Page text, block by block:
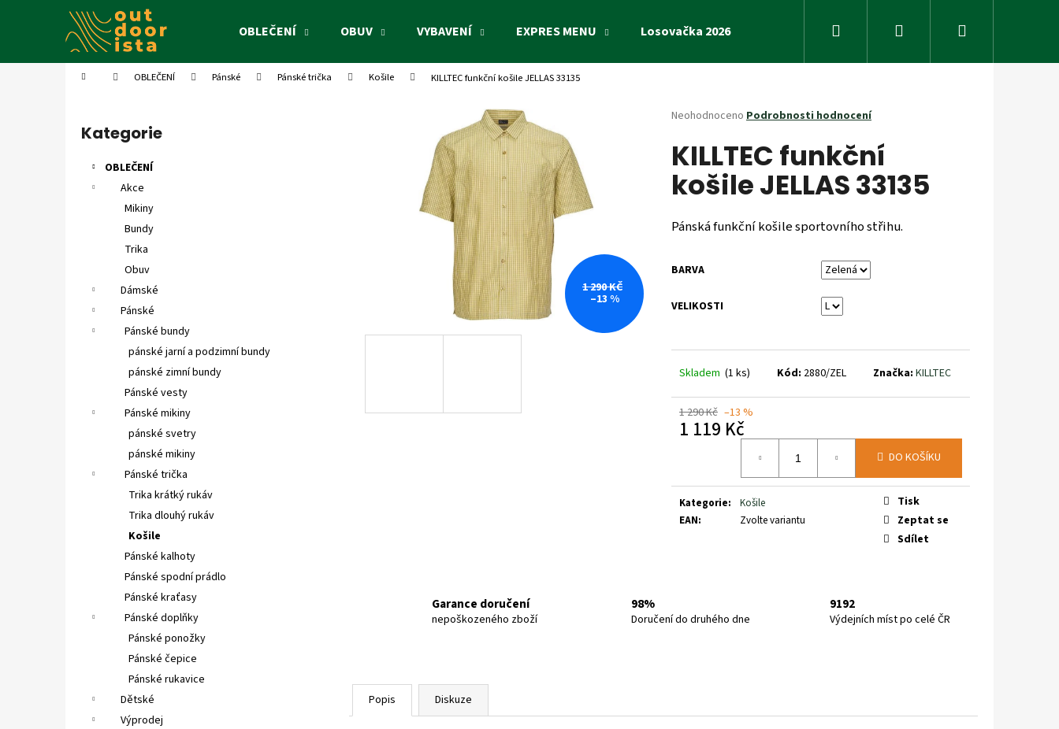
OBLEČENÍ OBUV VYBAVENÍ EXPRES MENU Losovačka 2026 Přednášky Obchodní podmínky
Hledat PřihlášeníNákupní
Domů OBLEČENÍ Pánské Pánské trička Košile KILLTEC funkční košile JELLAS 33135
Přeskočit
kategorie
Kategorie
OBLEČENÍ
Akce
Mikiny
Bundy
Trika
Obuv
Dámské
Pánské
Pánské bundy
pánské jarní a podzimní bundy
pánské zimní bundy
Pánské vesty
Pánské mikiny
pánské svetry
pánské mikiny
Pánské trička
Trika krátký rukáv
Trika dlouhý rukáv
Košile
Pánské kalhoty
Pánské spodní prádlo
Pánské kraťasy
Pánské doplňky
Pánské ponožky
Pánské čepice
Pánské rukavice
Dětské
Výprodej
Průměrné
produktu
je
0,0
hvězdiček.
Neohodnoceno Podrobnosti hodnocení
KILLTEC funkční
košile JELLAS 33135
Pánská funkční košile sportovního střihu.
BARVA
VELIKOSTI
Skladem (1 ks) Kód: 2880/ZEL Značka: KILLTEC
1 290 Kč –13 %
1 119 Kč
DO KOŠÍKU
Kategorie:
Košile
EAN: Zvolte variantu
Tisk
Zeptat se
Sdílet
1 290 KČ
–13 %
Garance doručení
nepoškozeného zboží
98%
Doručení do druhého dne
9192
Výdejních míst po celé ČR
Popis Diskuze
í
Zpět
do
Zpět
do
Co potřebujete najít?
HLEDAT
Doporučujeme
PINGUIN CARTRIDGE 230G
SALOMON XA PRO 3D V9 WIDE GTX
TURBUL/BLACK 47968200